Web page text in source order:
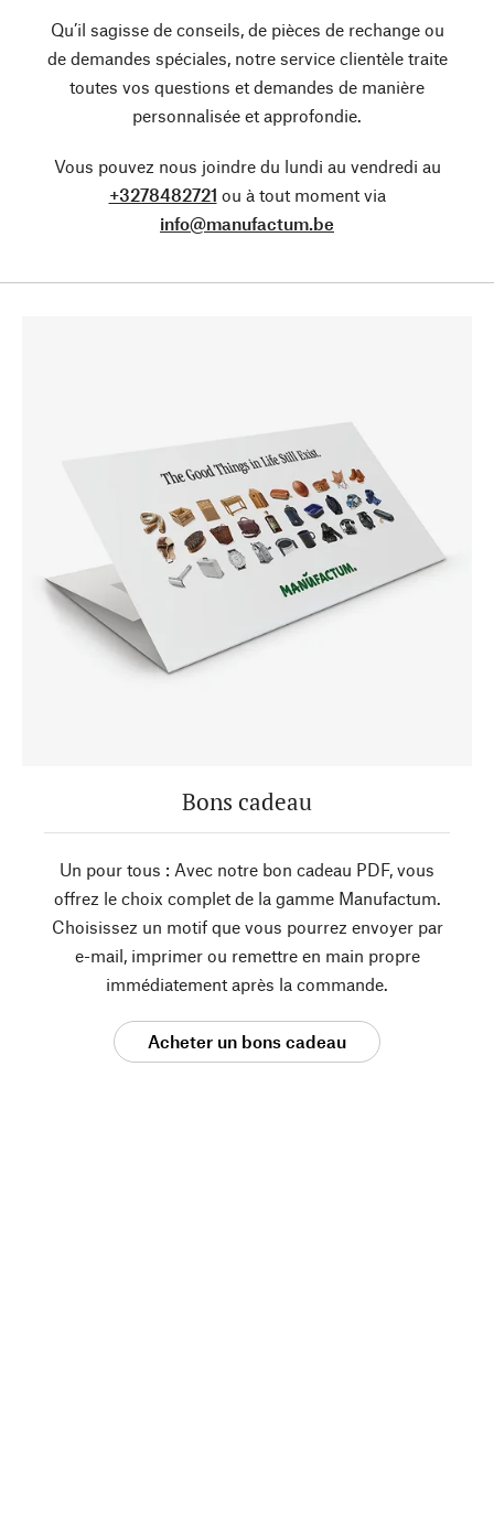
Qu’il sagisse de conseils, de pièces de rechange ou
de demandes spéciales, notre service clientèle traite
toutes vos questions et demandes de manière
personnalisée et approfondie.
Vous pouvez nous joindre du lundi au vendredi au
+3278482721 ou à tout moment via
info@manufactum.be
Bons cadeau
Un pour tous : Avec notre bon cadeau PDF, vous
offrez le choix complet de la gamme Manufactum.
Choisissez un motif que vous pourrez envoyer par
e-mail, imprimer ou remettre en main propre
immédiatement après la commande.
Acheter un bons cadeau